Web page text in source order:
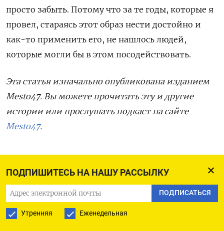
ПОДПИШИТЕСЬ НА НАШУ РАССЫЛКУ
ПОДПИСАТЬСЯ
Утренняя Еженедельная
просто забыть. Потому что за те годы, которые я
провел, стараясь этот образ нести достойно и
как-то применить его, не нашлось людей,
которые могли бы в этом посодействовать.
Эта статья изначально опубликована изданием
Mesto47. Вы можете прочитать эту и другие
истории или прослушать подкаст на сайте
Mesto47.
место47 / Марина Дмуховская
Узнайте больше по теме: транссиб
ПОДПИСАТЬСЯ НА ТЕЛЕГРАМ